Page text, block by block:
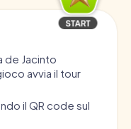
de Jacinto
avvia il tour
il QR code sul